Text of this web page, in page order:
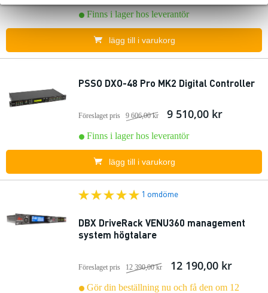
Finns i lager hos leverantör
lägg till i varukorg
PSSO DXO-48 Pro MK2 Digital Controller
Föreslaget pris 9 606,00 kr 9 510,00 kr
Finns i lager hos leverantör
lägg till i varukorg
1 omdöme
DBX DriveRack VENU360 management
system högtalare
Föreslaget pris 12 390,00 kr 12 190,00 kr
Gör din beställning nu och få den om 12